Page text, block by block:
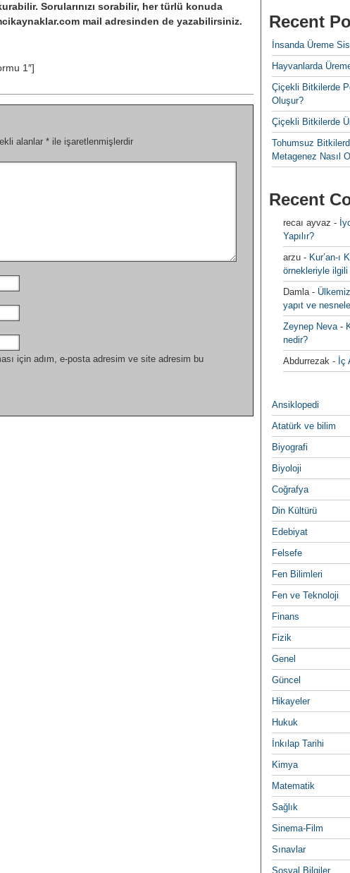
Sorularınızı sorabilir, her türlü konuda
mail adresinden de yazabilirsiniz.
1″]
alanlar * ile işaretlenmişlerdir
için adım, e-posta adresim ve site adresim bu
Recent
İnsanda Üreme
Hayvanlarda
Çiçekli Bitkilerde
Oluşur?
Çiçekli Bitkilerde
Tohumsuz
Metagenez Nasıl
Recent
recaı ayvaz -
Yapılır?
arzu - Kur’an-ı
örnekleriyle
Damla-
yapıt ve
Zeynep Neva-
nedir?
Abdurrezak - İç
Ansiklopedi
Atatürk ve bilim
Biyografi
Biyoloji
Coğrafya
Din Kültürü
Edebiyat
Felsefe
Fen Bilimleri
Fen ve Teknoloji
Finans
Fizik
Genel
Güncel
Hikayeler
Hukuk
İnkılap Tarihi
Kimya
Matematik
Sağlık
Sinema-Film
Sınavlar
Sosyal Bilgiler